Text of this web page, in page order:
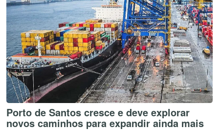
Porto de Santos cresce e deve explorar
novos caminhos para expandir ainda mais